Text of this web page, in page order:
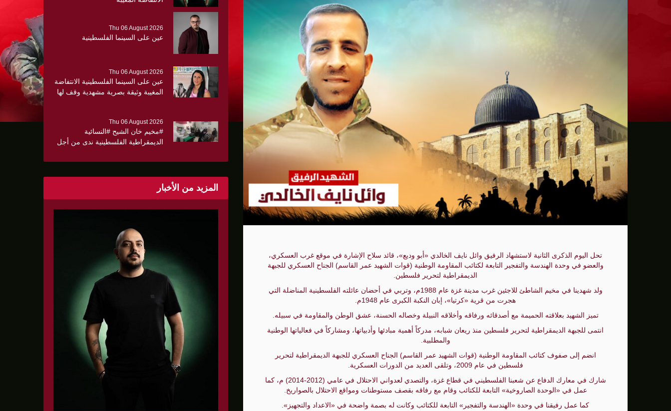
ترامب: يحذر من سيطرة الديمقراطيين على الكونغرس..ويرغب في اتفاق مع إيران
حماية الصحافيين تكرّم الصحافية كريستينا عاصي التي أصيبت بقصف إسرائيلي
فانس يؤكد وجود اختلافات في الرأي مع نتنياهو..,المفاوضات مع إيران "معقدة"
إيران تهدد بمهاجمة دول الخليج إذا تعرضت لهجمات أمريكية جديدة
ن.تايمز: مشرعون أمريكيون يسعون لشراكة عسكرية مع إسرائيل
الدفاع الروسية: ضربنا سفينتين محملتين بشحنات عسكرية قبالة سواحل أوديسا
الـFBI فتح تحقيقا لمعرفة ما إذا كان ترامب "عميلا روسيا" بعد إقالته جيمس كومي
التماس للسماح لطبيب مستقل بفحص حسام أبو صفية
الرئيس الإيراني: التواصل مع خامنئي "صعب للغاية" حاليا
جيش الاحتلال يعلن مقتل جنديين وإصابة 4 جنوب لبنان
"وول ستريت" ترتفع بدعم آمال التهدئة في الشرق الأوسط
زامير: أضعفنا حماس بشكل كبير وغيّرنا الوضع الأمنيّ وعملياتنا الاستباقية مستمرة
الوفد الأمريكي يطلب تعليق المفاوضات الثلاثية لإجراء مشاورات خاصة
بشارة مرجية - مصور ومونتير فيلم الانتفاضة المغيبة
تحل اليوم الذكرى الثانية لاستشهاد الرفيق وائل نايف الخالدي «أبو وديع»، قائد سلاح الإشارة في موقع غرب العسكري،
والعضو في وحدة الهندسة والتفجير التابعة لكتائب المقاومة الوطنية (قوات الشهيد عمر القاسم) الجناح العسكري للجبهة
الديمقراطية لتحرير فلسطين.
ولد شهدينا في مخيم الشاطئ للاجئين غرب مدينة غزة عام 1988م، وتربي في أحضان عائلته الفلسطينية المناضلة التي
هجرت من قرية «كرتيا»، إبان النكبة الكبرى عام 1948م.
تميز الشهيد بعلاقته الحميمة مع أصدقائه ورفاقه وأخلاقه النبيلة وخصاله الحسنة، عشق الوطن والمقاومة في سبيله.
انتمى للجبهة الديمقراطية لتحرير فلسطين منذ ريعان شبابه، مدركاً أهمية مبادئها وأدبياتها، ومشاركاً في فعالياتها الوطنية
والمطلبية.
انضم إلى صفوف كتائب المقاومة الوطنية (قوات الشهيد عمر القاسم) الجناح العسكري للجبهة الديمقراطية لتحرير
فلسطين في عام 2009، وتلقى العديد من الدورات العسكرية.
شارك في معارك الدفاع عن شعبنا الفلسطيني في قطاع غزة، والتصدي لعدواني الاحتلال في عامي (2012-2014) م، كما
عمل في «الوحدة الصاروخية» التابعة للكتائب وقام مع رفاقه بقصف مستوطنات ومواقع الاحتلال بالصواريخ.
كما عمل رفيقنا في وحدة «الهندسة والتفجير» التابعة للكتائب وكانت له بصمة واضحة في «الاعداد والتجهيز».
Thu 06 August 2026
عين على السينما الفلسطينية
Thu 06 August 2026
عين على السينما الفلسطينية الانتفاضة
المغيبة وثيقة بصرية مشهدية وقف لها
Thu 06 August 2026
#مخيم خان الشيح #النسائية
الديمقراطية الفلسطينية ندى من أجل
صحية عن ألتهاب الكبد وتوزّع
المزيد من الأخبار